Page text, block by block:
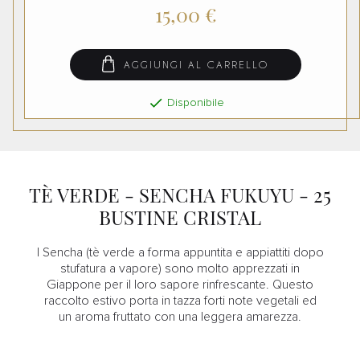
15,00 €
AGGIUNGI AL CARRELLO
 Disponibile
TÈ VERDE - SENCHA FUKUYU - 25
BUSTINE CRISTAL
I Sencha (tè verde a forma appuntita e appiattiti dopo
stufatura a vapore) sono molto apprezzati in
Giappone per il loro sapore rinfrescante. Questo
raccolto estivo porta in tazza forti note vegetali ed
un aroma fruttato con una leggera amarezza.